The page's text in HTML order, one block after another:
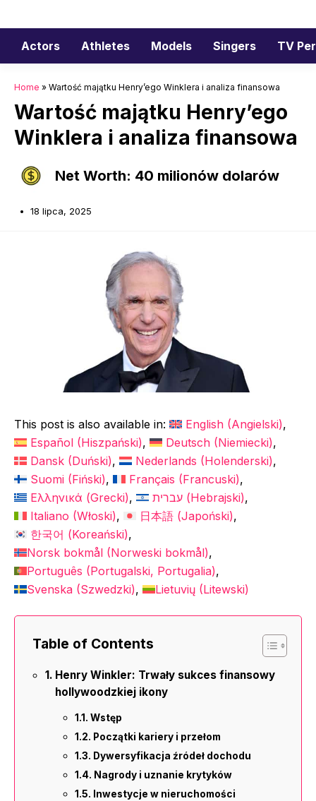
do
treściActors Athletes Models Singers TV
Home » Wartość majątku Henry’ego Winklera i analiza finansowa
Wartość majątku Henry’ego
Winklera i analiza finansowa
Net Worth: 40 milionów dolarów
18 lipca, 2025
This post is also available in: English(Angielski)
Español(Hiszpański) Deutsch(Niemiecki)
Dansk(Duński) Nederlands (Holenderski)
Suomi(Fiński) Français (Francuski)
Ελληνικά (Grecki) עברית(Hebrajski)
Italiano (Włoski) 日本語(Japoński)
한국어 (Koreański)
Norsk bokmål (Norweski bokmål)
Português (Portugalski, Portugalia)
Svenska (Szwedzki) Lietuvių (Litewski)
Table of Contents
Henry Winkler: Trwały sukces finansowy
hollywoodzkiej ikony
Wstęp
Początki kariery i przełom
Dywersyfikacja źródeł dochodu
Nagrody i uznanie krytyków
Inwestycje w nieruchomości